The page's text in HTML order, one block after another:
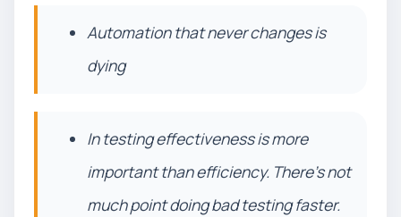
Automation that never changes is
dying
In testing effectiveness is more
important than efficiency. There's not
much point doing bad testing faster.